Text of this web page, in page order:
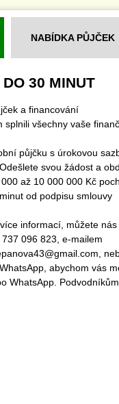
NABÍDKA PŮJČEK
30 MINUT
a financování
splnili všechny vaše
půjčku s úrokovou
svou žádost a
až 10 000 000 Kč
od podpisu smlouvy
informací, můžete nás
096 823, e-mailem
abychom vás
WhatsApp.